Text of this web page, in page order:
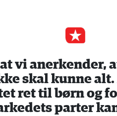
vi anerkender,
skal kunne
ret til børn og
parter